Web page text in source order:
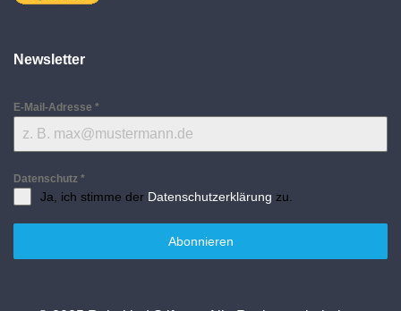
Newsletter
E-Mail-Adresse *
Datenschutz *
Ja, ich stimme der Datenschutzerklärung zu.
Abonnieren